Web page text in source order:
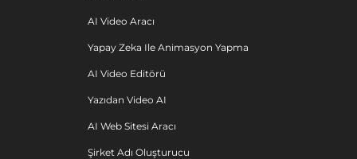
AI Video Aracı
Yapay Zeka Ile Animasyon Yapma
AI Video Editörü
Yazıdan Video AI
AI Web Sitesi Aracı
Şirket Adı Oluşturucu